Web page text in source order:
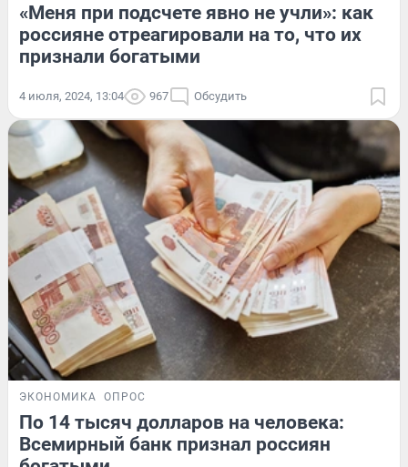
«Меня при подсчете явно не учли»: как
россияне отреагировали на то, что их
признали богатыми
4 июля, 2024, 13:04 967 Обсудить
ЭКОНОМИКА ОПРОС
По 14 тысяч долларов на человека:
Всемирный банк признал россиян